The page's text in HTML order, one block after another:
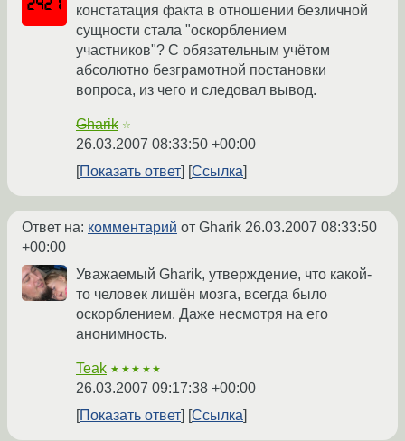
констатация факта в отношении безличной
сущности стала "оскорблением
участников"? С обязательным учётом
абсолютно безграмотной постановки
вопроса, из чего и следовал вывод.
Gharik ☆
26.03.2007 08:33:50 +00:00
Показать ответ
Ссылка
Ответ на: комментарий от Gharik 26.03.2007 08:33:50
+00:00
Уважаемый Gharik, утверждение, что какой-
то человек лишён мозга, всегда было
оскорблением. Даже несмотря на его
анонимность.
Teak ★★★★★
26.03.2007 09:17:38 +00:00
Показать ответ
Ссылка